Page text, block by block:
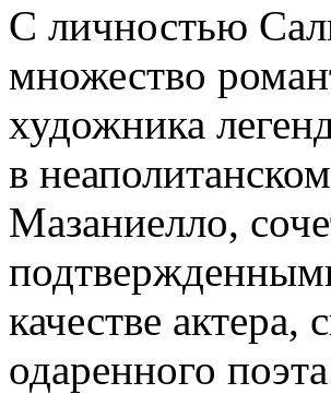
С личностью
множество
художника
в
Мазаниелло,
качестве
одаренного